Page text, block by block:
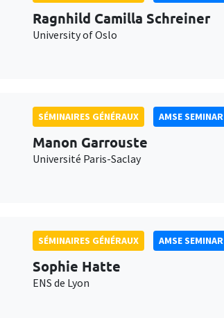
Ragnhild Camilla Schreiner
University of Oslo
SÉMINAIRES GÉNÉRAUX AMSE SEMINAR
Manon Garrouste
Université Paris-Saclay
SÉMINAIRES GÉNÉRAUX AMSE SEMINAR
Sophie Hatte
ENS de Lyon